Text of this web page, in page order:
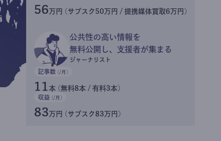
56万円 (サブスク50万円 / 提携媒体買取6万円)
公共性の高い情報を
無料公開し、支援者が集まる
ジャーナリスト
記事数 (/月)
11 本 (無料8本 / 有料3本)
収益 (/月)
83万円 (サブスク83万円)